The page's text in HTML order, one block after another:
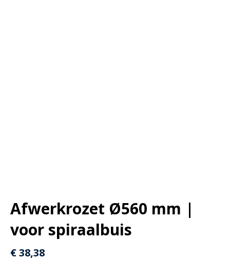
Afwerkrozet Ø560 mm |
voor spiraalbuis
€38,38